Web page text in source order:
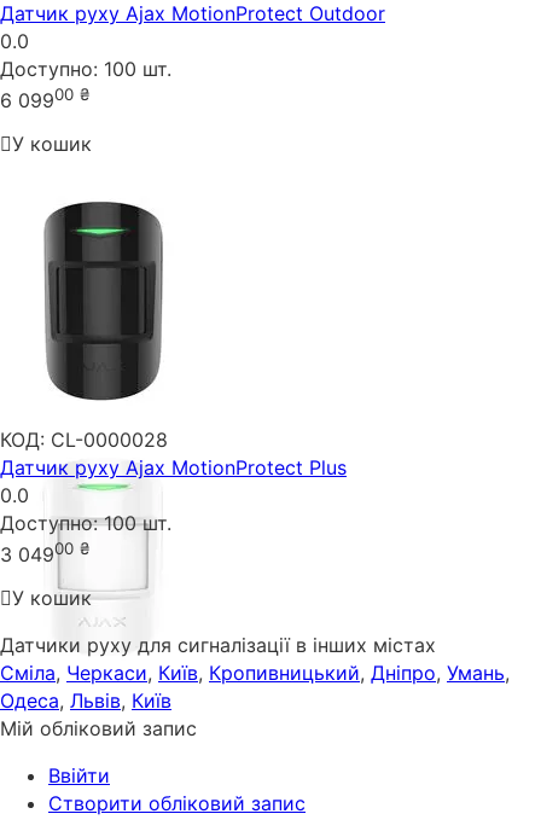
Датчик руху Ajax MotionProtect Outdoor
0.0
Доступно: 100 шт.
6 09900 ₴
У кошик
КОД: CL-0000028
Датчик руху Ajax MotionProtect Plus
0.0
Доступно: 100 шт.
3 04900 ₴
У кошик
Датчики руху для сигналізації в інших містах
Сміла, Черкаси, Київ, Кропивницький, Дніпро, Умань,
Одеса, Львів, Київ
Мій обліковий запис
Ввійти
Створити обліковий запис